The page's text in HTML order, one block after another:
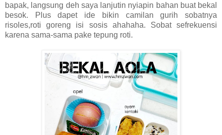
bapak, langsung deh saya lanjutin nyiapin bahan buat bekal
besok. Plus dapet ide bikin camilan gurih sobatnya
risoles,roti goreng isi sosis ahahaha. Sobat sefrekuensi
karena sama-sama pake tepung roti.